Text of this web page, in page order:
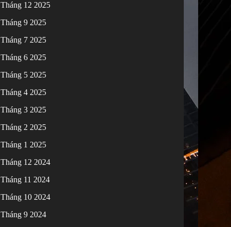
Tháng 12 2025
Tháng 9 2025
Tháng 7 2025
Tháng 6 2025
Tháng 5 2025
Tháng 4 2025
Tháng 3 2025
Tháng 2 2025
Tháng 1 2025
Tháng 12 2024
Tháng 11 2024
Tháng 10 2024
Tháng 9 2024